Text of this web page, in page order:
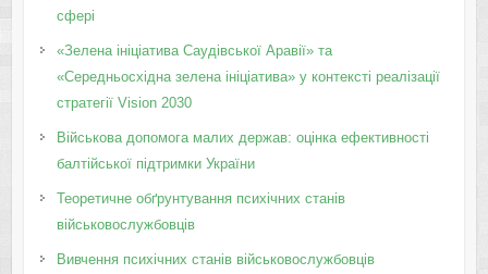
сфері
«Зелена ініціатива Саудівської Аравії» та
«Середньосхідна зелена ініціатива» у контексті реалізації
стратегії Vision 2030
Військова допомога малих держав: оцінка ефективності
балтійської підтримки України
Теоретичне обґрунтування психічних станів
військовослужбовців
Вивчення психічних станів військовослужбовців